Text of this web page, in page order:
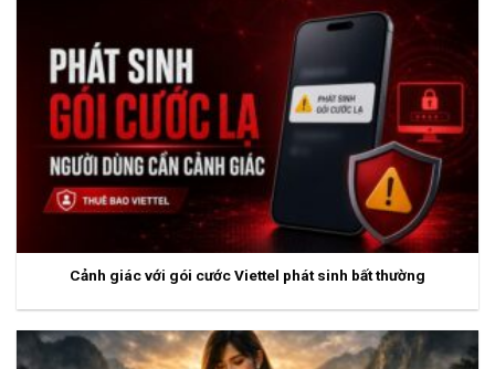
Cảnh giác với gói cước Viettel phát sinh bất thường